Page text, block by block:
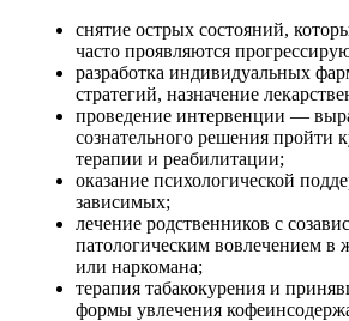
снятие острых состояний,
часто проявляются
разработка индивидуальных
стратегий, назначение
проведение интервенции —
сознательного решения пройти
терапии и реабилитации;
оказание психологической
зависимых;
лечение родственников с
патологическим вовлечением в
или наркомана;
терапия табакокурения и
формы увлечения